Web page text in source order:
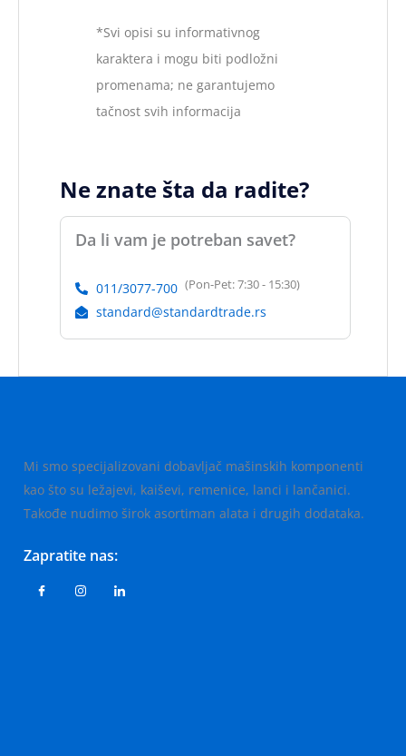
*Svi opisi su informativnog
karaktera i mogu biti podložni
promenama; ne garantujemo
tačnost svih informacija
Ne znate šta da radite?
Da li vam je potreban savet?
011/3077-700 (Pon-Pet: 7:30 - 15:30)
standard@standardtrade.rs
Mi smo specijalizovani dobavljač mašinskih komponenti
kao što su ležajevi, kaiševi, remenice, lanci i lančanici.
Takođe nudimo širok asortiman alata i drugih dodataka.
Zapratite nas: